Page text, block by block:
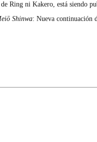
Ring ni Kakero, está siendo
Shinwa: Nueva continuación